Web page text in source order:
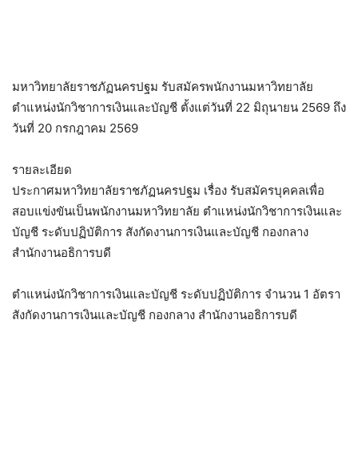
มหาวิทยาลัยราชภัฏนครปฐม รับสมัครพนักงานมหาวิทยาลัย
ตำแหน่งนักวิชาการเงินและบัญชี ตั้งแต่วันที่ 22 มิถุนายน 2569 ถึง
วันที่ 20 กรกฎาคม 2569
รายละเอียด
ประกาศมหาวิทยาลัยราชภัฏนครปฐม เรื่อง รับสมัครบุคคลเพื่อ
สอบแข่งขันเป็นพนักงานมหาวิทยาลัย ตำแหน่งนักวิชาการเงินและ
บัญชี ระดับปฏิบัติการ สังกัดงานการเงินและบัญชี กองกลาง
สำนักงานอธิการบดี
ตำแหน่งนักวิชาการเงินและบัญชี ระดับปฏิบัติการ จำนวน 1 อัตรา
สังกัดงานการเงินและบัญชี กองกลาง สำนักงานอธิการบดี